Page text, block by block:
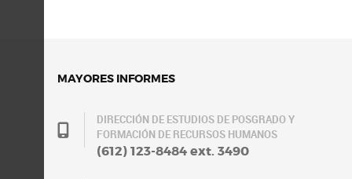
MAYORES INFORMES
DIRECCIÓN DE ESTUDIOS DE POSGRADO Y
FORMACIÓN DE RECURSOS HUMANOS
(612) 123-8484 ext. 3490